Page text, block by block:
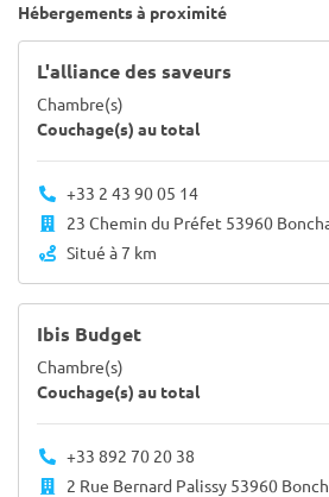
Hébergements à proximité
L'alliance des saveurs
Chambre(s)
Couchage(s) au total
+33 2 43 90 05 14
23 Chemin du Préfet 53960 Bonchamp-
Situé à 7 km
Ibis Budget
Chambre(s)
Couchage(s) au total
+33 892 70 20 38
2 Rue Bernard Palissy 53960 Bonchamp